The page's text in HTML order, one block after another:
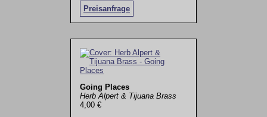
Preisanfrage
Going Places
Herb Alpert & Tijuana Brass
4,00 €